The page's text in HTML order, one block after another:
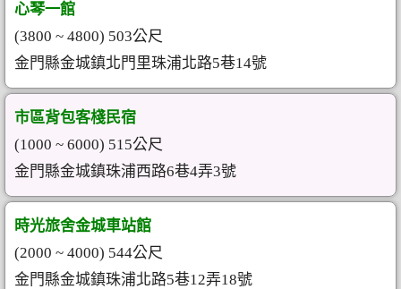
心琴一館
(3800 ~ 4800) 503公尺
金門縣金城鎮北門里珠浦北路5巷14號
市區背包客棧民宿
(1000 ~ 6000) 515公尺
金門縣金城鎮珠浦西路6巷4弄3號
時光旅舍金城車站館
(2000 ~ 4000) 544公尺
金門縣金城鎮珠浦北路5巷12弄18號